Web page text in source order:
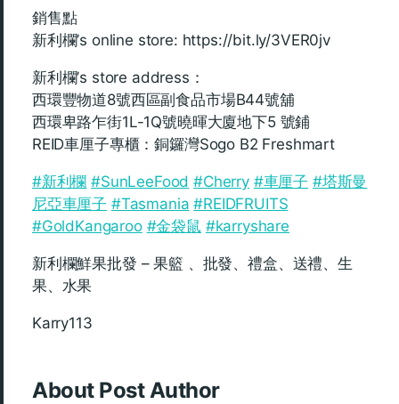
銷售點
新利欄’s online store: https://bit.ly/3VER0jv
新利欄’s store address：
西環豐物道8號西區副食品市場B44號舖
西環卑路乍街1L-1Q號曉暉大廈地下5 號鋪
REID車厘子專櫃：銅鑼灣Sogo B2 Freshmart
#新利欄 #SunLeeFood #Cherry #車厘子 #塔斯曼
尼亞車厘子 #Tasmania #REIDFRUITS
#GoldKangaroo #金袋鼠 #karryshare
新利欄鮮果批發 – 果籃 、批發、禮盒、送禮、生
果、水果
Karry113
About Post Author